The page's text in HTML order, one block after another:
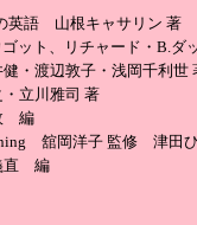
英語 山根キャサリン 著
ット、リチャード・B.
・渡辺敦子・浅岡千利世
立川雅司 著
編
舘岡洋子 監修 津田
直 編